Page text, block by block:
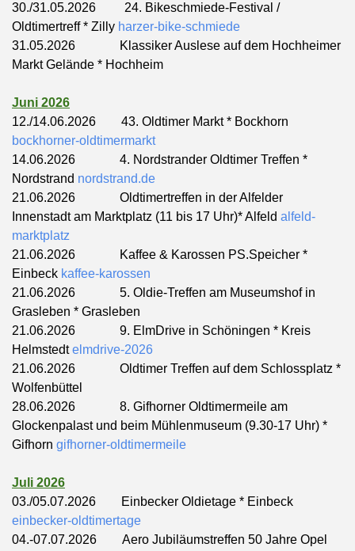
30./31.05.2026 24. Bikeschmiede-Festival /
Oldtimertreff * Zilly harzer-bike-schmiede
31.05.2026 Klassiker Auslese auf dem Hochheimer
Markt Gelände * Hochheim
Juni 2026
12./14.06.2026 43. Oldtimer Markt * Bockhorn
bockhorner-oldtimermarkt
14.06.2026 4. Nordstrander Oldtimer Treffen *
Nordstrand nordstrand.de
21.06.2026 Oldtimertreffen in der Alfelder
Innenstadt am Marktplatz (11 bis 17 Uhr)* Alfeld alfeld-
marktplatz
21.06.2026
Kaffee & Karossen PS.Speicher *
Einbeck kaffee-karossen
21.06.2026 5. Oldie-Treffen am Museumshof in
Grasleben * Grasleben
21.06.2026 9. ElmDrive in Schöningen * Kreis
Helmstedtelmdrive-2026
21.06.2026 Oldtimer Treffen auf dem Schlossplatz *
Wolfenbüttel
28.06.2026 8. Gifhorner Oldtimermeile am
Glockenpalast und beim Mühlenmuseum (9.30-17 Uhr) *
Gifhorn gifhorner-oldtimermeile
Juli 2026
03./05.07.2026 Einbecker Oldietage * Einbeck
einbecker-oldtimertage
04.-07.07.2026 Aero Jubiläumstreffen 50 Jahre Opel